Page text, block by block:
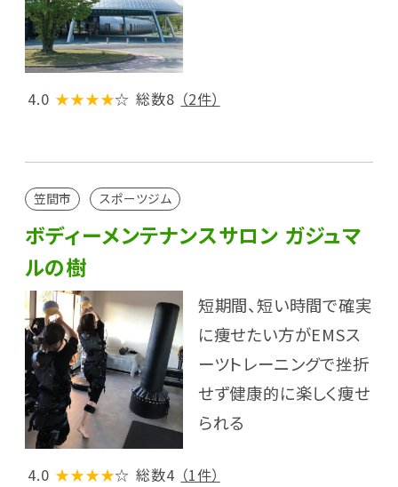
4.0 ★★★★☆ 総数8 （2件）
笠間市 スポーツジム
ボディーメンテナンスサロン ガジュマ
ルの樹
短期間、短い時間で確実
に痩せたい方がEMSス
ーツトレーニングで挫折
せず健康的に楽しく痩せ
られる
4.0 ★★★★☆ 総数4 （1件）